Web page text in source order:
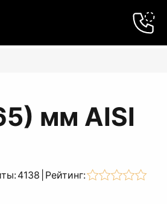
мм AISI
4138 Рейтинг: